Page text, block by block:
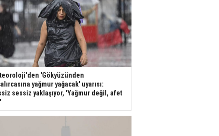
'Gökyüzünden
yağmur yağacak' uyarısı:
sessiz yaklaşıyor, 'Yağmur değil, afet